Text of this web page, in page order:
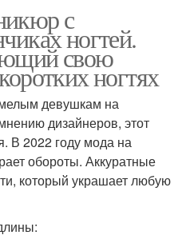
с
ногтей.
свою
ногтях
девушкам на
дизайнеров, этот
В 2022 году мода на
обороты. Аккуратные
который украшает любую